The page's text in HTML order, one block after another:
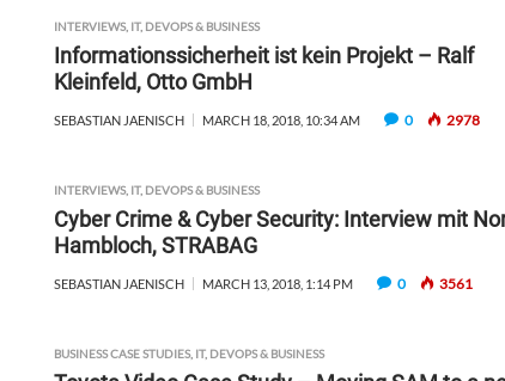
INTERVIEWS, IT, DEVOPS & BUSINESS
Informationssicherheit ist kein Projekt – Ralf
Kleinfeld, Otto GmbH
SEBASTIAN JAENISCH MARCH 18, 2018, 10:34 AM 0 2978
INTERVIEWS, IT, DEVOPS & BUSINESS
Cyber Crime & Cyber Security: Interview mit
Hambloch, STRABAG
SEBASTIAN JAENISCH MARCH 13, 2018, 1:14 PM 0 3561
BUSINESS CASE STUDIES, IT, DEVOPS & BUSINESS